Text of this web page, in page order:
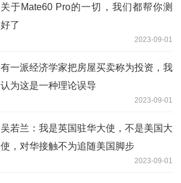
关于Mate60 Pro的一切，我们都帮你测
好了
2023-09-01
有一派经济学家把房屋买卖称为投资，我
认为这是一种理论误导
2023-09-01
吴若兰：我是英国驻华大使，不是美国大
使，对华接触不为追随美国脚步
2023-09-01